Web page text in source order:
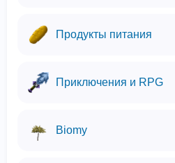
Продукты питания
Приключения и RPG
Biomy